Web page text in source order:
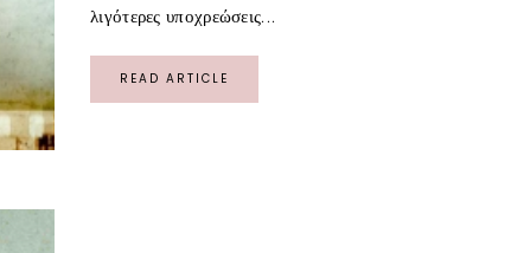
λιγότερες υποχρεώσεις...
READ ARTICLE